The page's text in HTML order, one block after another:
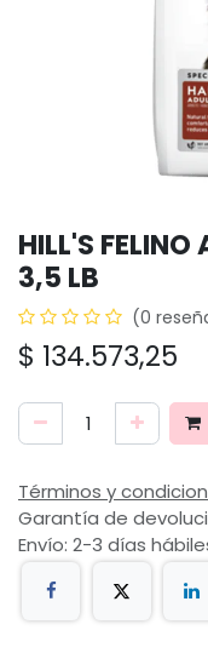
HILL'S
3,5 LB
(0
$ 134.573,25
Términos y
Garantía de
Envío: 2-3 días